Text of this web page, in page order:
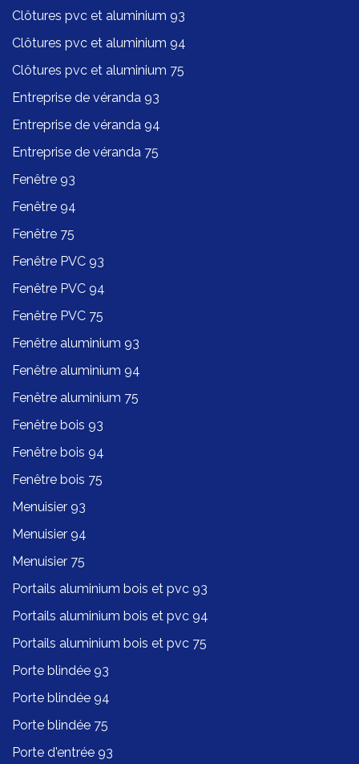
Clôtures pvc et aluminium 93
Clôtures pvc et aluminium 94
Clôtures pvc et aluminium 75
Entreprise de véranda 93
Entreprise de véranda 94
Entreprise de véranda 75
Fenêtre 93
Fenêtre 94
Fenêtre 75
Fenêtre PVC 93
Fenêtre PVC 94
Fenêtre PVC 75
Fenêtre aluminium 93
Fenêtre aluminium 94
Fenêtre aluminium 75
Fenêtre bois 93
Fenêtre bois 94
Fenêtre bois 75
Menuisier 93
Menuisier 94
Menuisier 75
Portails aluminium bois et pvc 93
Portails aluminium bois et pvc 94
Portails aluminium bois et pvc 75
Porte blindée 93
Porte blindée 94
Porte blindée 75
Porte d'entrée 93